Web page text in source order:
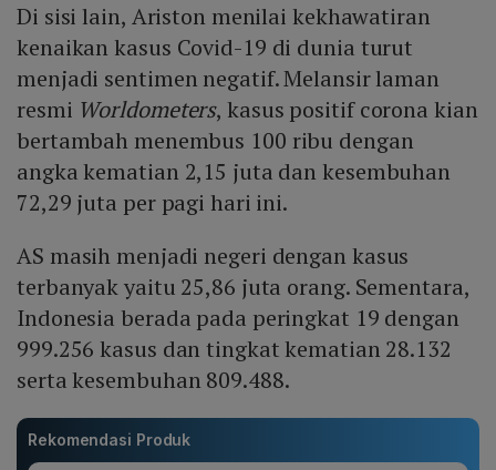
Di sisi lain, Ariston menilai kekhawatiran
kenaikan kasus Covid-19 di dunia turut
menjadi sentimen negatif. Melansir laman
resmi Worldometers, kasus positif corona kian
bertambah menembus 100 ribu dengan
angka kematian 2,15 juta dan kesembuhan
72,29 juta per pagi hari ini.
AS masih menjadi negeri dengan kasus
terbanyak yaitu 25,86 juta orang. Sementara,
Indonesia berada pada peringkat 19 dengan
999.256 kasus dan tingkat kematian 28.132
serta kesembuhan 809.488.
Rekomendasi Produk